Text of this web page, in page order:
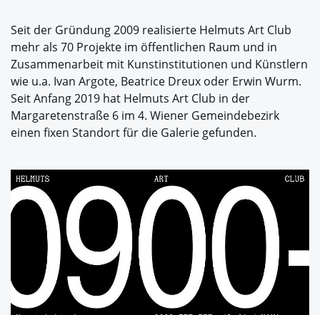
Seit der Gründung 2009 realisierte Helmuts Art Club
mehr als 70 Projekte im öffentlichen Raum und in
Zusammenarbeit mit Kunstinstitutionen und Künstlern
wie u.a. Ivan Argote, Beatrice Dreux oder Erwin Wurm.
Seit Anfang 2019 hat Helmuts Art Club in der
Margaretenstraße 6 im 4. Wiener Gemeindebezirk
einen fixen Standort für die Galerie gefunden.